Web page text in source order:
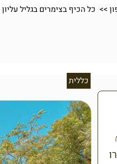
>> כל הכיף בצימרים בגליל עליון
כללית